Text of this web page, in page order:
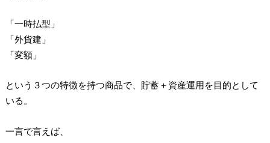
「一時払型」
「外貨建」
「変額」
という３つの特徴を持つ商品で、貯蓄＋資産運用を目的として
いる。
一言で言えば、